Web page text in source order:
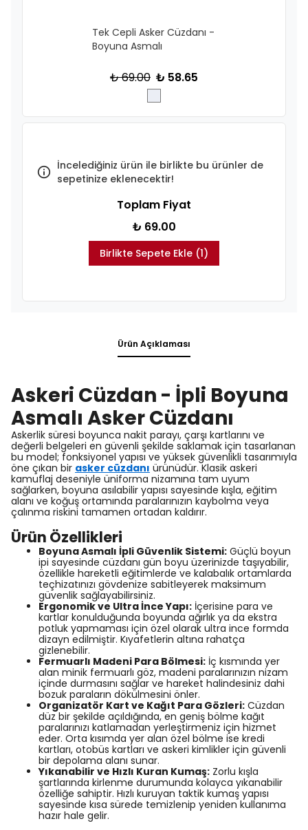
Tek Cepli Asker Cüzdanı -
Boyuna Asmalı
₺ 69.00 ₺ 58.65
İncelediğiniz ürün ile birlikte bu ürünler de
sepetinize eklenecektir!
Toplam Fiyat
₺ 69.00
Birlikte Sepete Ekle (1)
Ürün Açıklaması
Askeri Cüzdan - İpli Boyuna
Asmalı Asker Cüzdanı
Askerlik süresi boyunca nakit parayı, çarşı kartlarını ve
değerli belgeleri en güvenli şekilde saklamak için tasarlanan
bu model; fonksiyonel yapısı ve yüksek güvenlikli tasarımıyla
öne çıkan bir asker cüzdanı ürünüdür. Klasik askeri
kamuflaj deseniyle üniforma nizamına tam uyum
sağlarken, boyuna asılabilir yapısı sayesinde kışla, eğitim
alanı ve koğuş ortamında paralarınızın kaybolma veya
çalınma riskini tamamen ortadan kaldırır.
Ürün Özellikleri
Boyuna Asmalı İpli Güvenlik Sistemi: Güçlü boyun
ipi sayesinde cüzdanı gün boyu üzerinizde taşıyabilir,
özellikle hareketli eğitimlerde ve kalabalık ortamlarda
teçhizatınızı gövdenize sabitleyerek maksimum
güvenlik sağlayabilirsiniz.
Ergonomik ve Ultra İnce Yapı: İçerisine para ve
kartlar konulduğunda boyunda ağırlık ya da ekstra
potluk yapmaması için özel olarak ultra ince formda
dizayn edilmiştir. Kıyafetlerin altına rahatça
gizlenebilir.
Fermuarlı Madeni Para Bölmesi: İç kısmında yer
alan minik fermuarlı göz, madeni paralarınızın nizam
içinde durmasını sağlar ve hareket halindesiniz dahi
bozuk paraların dökülmesini önler.
Organizatör Kart ve Kağıt Para Gözleri: Cüzdan
düz bir şekilde açıldığında, en geniş bölme kağıt
paralarınızı katlamadan yerleştirmeniz için hizmet
eder. Orta kısımda yer alan özel bölme ise kredi
kartları, otobüs kartları ve askeri kimlikler için güvenli
bir depolama alanı sunar.
Yıkanabilir ve Hızlı Kuran Kumaş: Zorlu kışla
şartlarında kirlenme durumunda kolayca yıkanabilir
özelliğe sahiptir. Hızlı kuruyan taktik kumaş yapısı
sayesinde kısa sürede temizlenip yeniden kullanıma
hazır hale gelir.